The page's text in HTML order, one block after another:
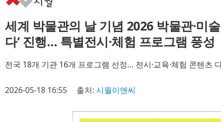
세계 박물관의 날 기념 2026 박물관·미
다’ 진행… 특별전시·체험 프로그램 풍성
전국 18개 기관 16개 프로그램 선정… 전시·교육·체험 콘텐츠
2026-05-18 16:55 출처: 시월이앤씨